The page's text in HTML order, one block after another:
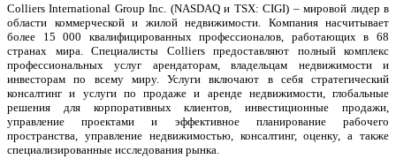
Colliers International Group Inc. (NASDAQ и TSX: CIGI) – мировой лидер в
области коммерческой и жилой недвижимости. Компания насчитывает
более 15 000 квалифицированных профессионалов, работающих в 68
странах мира. Специалисты Colliers предоставляют полный комплекс
профессиональных услуг арендаторам, владельцам недвижимости и
инвесторам по всему миру. Услуги включают в себя стратегический
консалтинг и услуги по продаже и аренде недвижимости, глобальные
решения для корпоративных клиентов, инвестиционные продажи,
управление проектами и эффективное планирование рабочего
пространства, управление недвижимостью, консалтинг, оценку, а также
специализированные исследования рынка.